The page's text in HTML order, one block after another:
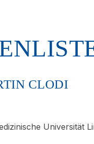
CLODI
Universität